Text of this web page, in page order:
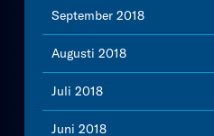
September 2018
Augusti 2018
Juli 2018
Juni 2018